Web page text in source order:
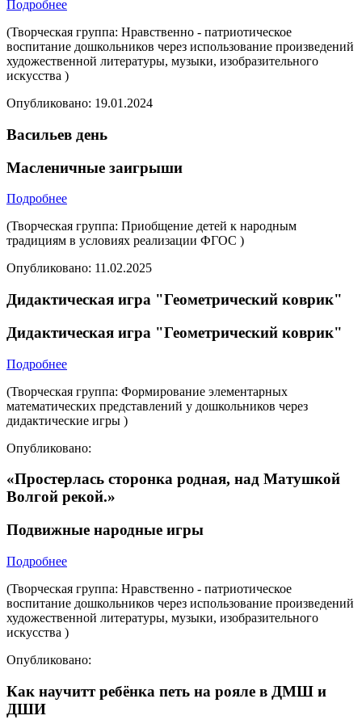
Подробнее
(Творческая группа: Нравственно - патриотическое
воспитание дошкольников через использование произведений
художественной литературы, музыки, изобразительного
искусства )
Опубликовано: 19.01.2024
Васильев день
Масленичные заигрыши
Подробнее
(Творческая группа: Приобщение детей к народным
традициям в условиях реализации ФГОС )
Опубликовано: 11.02.2025
Дидактическая игра "Геометрический коврик"
Дидактическая игра "Геометрический коврик"
Подробнее
(Творческая группа: Формирование элементарных
математических представлений у дошкольников через
дидактические игры )
Опубликовано:
«Простерлась сторонка родная, над Матушкой
Волгой рекой.»
Подвижные народные игры
Подробнее
(Творческая группа: Нравственно - патриотическое
воспитание дошкольников через использование произведений
художественной литературы, музыки, изобразительного
искусства )
Опубликовано:
Как научитт ребёнка петь на рояле в ДМШ и
ДШИ